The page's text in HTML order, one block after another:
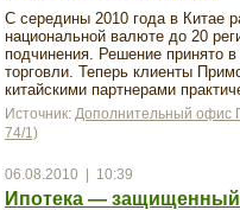
С середины 2010 года в Китае
национальной валюте до 20
подчинения. Решение принято
торговли. Теперь клиенты
китайскими партнерами
Источник: Дополнительный офис
74/1)
06.08.2010 | 10:39
Ипотека —